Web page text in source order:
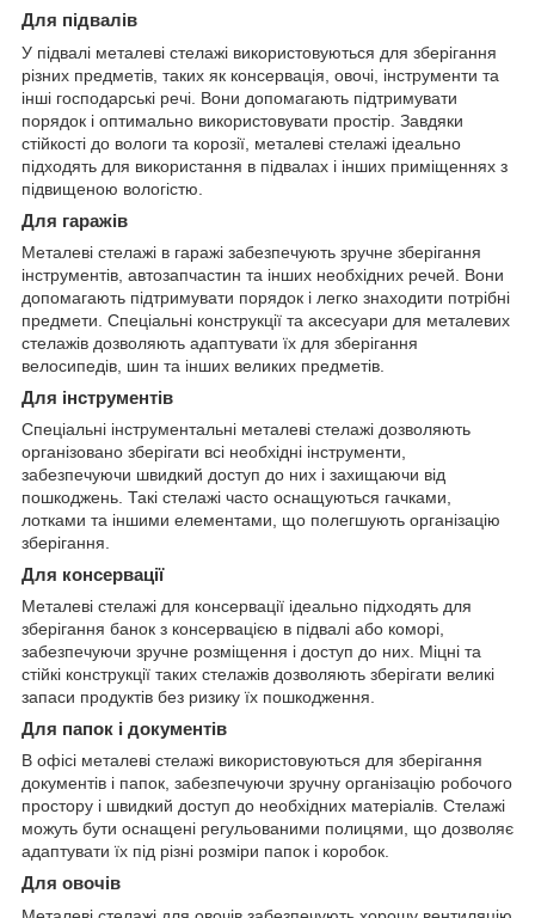
Для підвалів
У підвалі металеві стелажі використовуються для зберігання
різних предметів, таких як консервація, овочі, інструменти та
інші господарські речі. Вони допомагають підтримувати
порядок і оптимально використовувати простір. Завдяки
стійкості до вологи та корозії, металеві стелажі ідеально
підходять для використання в підвалах і інших приміщеннях з
підвищеною вологістю.
Для гаражів
Металеві стелажі в гаражі забезпечують зручне зберігання
інструментів, автозапчастин та інших необхідних речей. Вони
допомагають підтримувати порядок і легко знаходити потрібні
предмети. Спеціальні конструкції та аксесуари для металевих
стелажів дозволяють адаптувати їх для зберігання
велосипедів, шин та інших великих предметів.
Для інструментів
Спеціальні інструментальні металеві стелажі дозволяють
організовано зберігати всі необхідні інструменти,
забезпечуючи швидкий доступ до них і захищаючи від
пошкоджень. Такі стелажі часто оснащуються гачками,
лотками та іншими елементами, що полегшують організацію
зберігання.
Для консервації
Металеві стелажі для консервації ідеально підходять для
зберігання банок з консервацією в підвалі або коморі,
забезпечуючи зручне розміщення і доступ до них. Міцні та
стійкі конструкції таких стелажів дозволяють зберігати великі
запаси продуктів без ризику їх пошкодження.
Для папок і документів
В офісі металеві стелажі використовуються для зберігання
документів і папок, забезпечуючи зручну організацію робочого
простору і швидкий доступ до необхідних матеріалів. Стелажі
можуть бути оснащені регульованими полицями, що дозволяє
адаптувати їх під різні розміри папок і коробок.
Для овочів